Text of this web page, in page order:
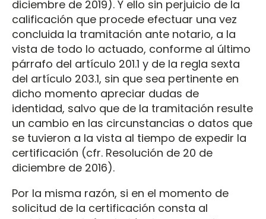
diciembre de 2019). Y ello sin perjuicio de la
calificación que procede efectuar una vez
concluida la tramitación ante notario, a la
vista de todo lo actuado, conforme al último
párrafo del artículo 201.1 y de la regla sexta
del artículo 203.1, sin que sea pertinente en
dicho momento apreciar dudas de
identidad, salvo que de la tramitación resulte
un cambio en las circunstancias o datos que
se tuvieron a la vista al tiempo de expedir la
certificación (cfr. Resolución de 20 de
diciembre de 2016).
Por la misma razón, si en el momento de
solicitud de la certificación consta al